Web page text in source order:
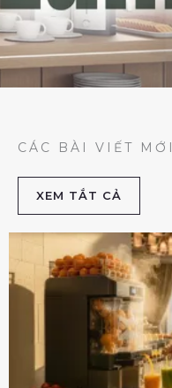
CÁC BÀI VIẾT MỚI
XEM TẮT CẢ